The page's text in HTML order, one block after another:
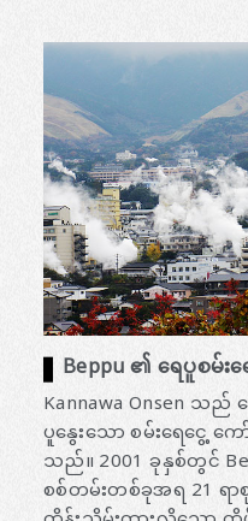
Beppu ၏ ရေပူစမ်းရ
Kannawa Onsen
ပူနွေးသော စမ်းရေငွေ့ က
သည်။ 2001 ခုနှစ်တွင်
စစ်တမ်းတစ်ခုအရ 21 ရာ